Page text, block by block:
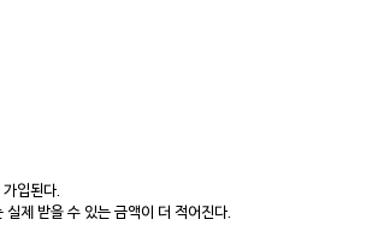
입된다.
제 받을 수 있는 금액이 더 적어진다.